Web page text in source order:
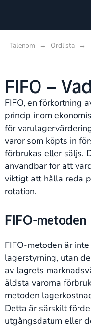
Talenom → Ordlista →
FIFO –
FIFO, en förkortning
princip inom
för
varor som köpts in
förbrukas eller säljs.
användbar för att
viktigt att hålla reda
rotation.
FIFO-metoden
FIFO-metoden är
lagerstyrning, utan
av lagrets
äldsta varorna
metoden
Detta är särskilt
utgångsdatum eller